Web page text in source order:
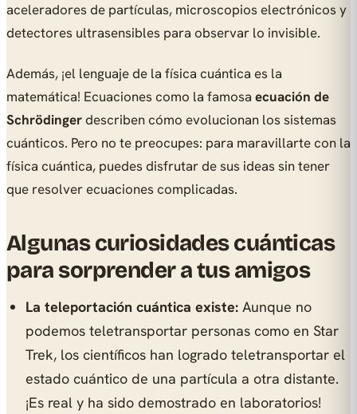
aceleradores de partículas, microscopios electrónicos y
detectores ultrasensibles para observar lo invisible.
Además, ¡el lenguaje de la física cuántica es la
matemática! Ecuaciones como la famosa ecuación de
Schrödingerdescriben cómo evolucionan los sistemas
cuánticos. Pero no te preocupes: para maravillarte con la
física cuántica, puedes disfrutar de sus ideas sin tener
que resolver ecuaciones complicadas.
Algunas curiosidades cuánticas
para sorprender a tus amigos
La teleportación cuántica existe: Aunque no
podemos teletransportar personas como en Star
Trek, los científicos han logrado teletransportar el
estado cuántico de una partícula a otra distante.
¡Es real y ha sido demostrado en laboratorios!